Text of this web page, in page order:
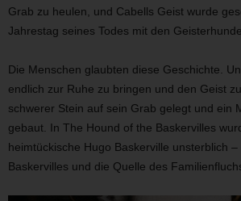
Grab zu heulen, und Cabells Geist wurde
Jahrestag seines Todes mit den
Die Menschen glaubten diese Geschichte.
endlich zur Ruhe zu bringen und den Geist
schwerer Stein auf sein Grab gelegt und ein
gebaut. In The Hound of the Baskervilles
heimtückische Hugo Baskerville unsterblich
Baskervilles und die Quelle des